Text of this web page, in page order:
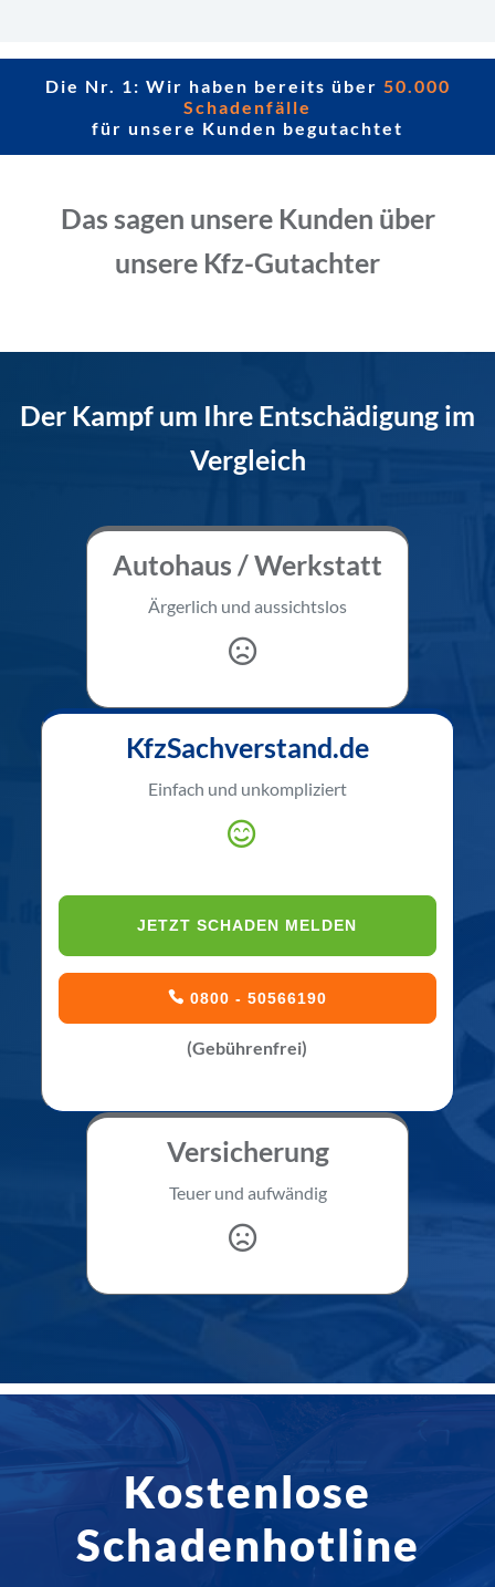
Die Nr. 1: Wir haben bereits über 50.000
Schadenfälle
für unsere Kunden begutachtet
Das sagen unsere Kunden über
unsere Kfz-Gutachter
Der Kampf um Ihre Entschädigung im
Vergleich
Autohaus / Werkstatt
Ärgerlich und aussichtslos
KfzSachverstand.de
Einfach und unkompliziert
JETZT SCHADEN MELDEN
0800 - 50566190
(Gebührenfrei)
Versicherung
Teuer und aufwändig
Kostenlose
Schadenhotline